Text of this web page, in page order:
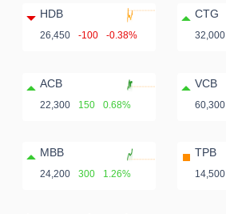
HDB
26,450 -100 -0.38%
CTG
32,000
ACB
22,300 150 0.68%
VCB
60,300
MBB
24,200 300 1.26%
TPB
14,500